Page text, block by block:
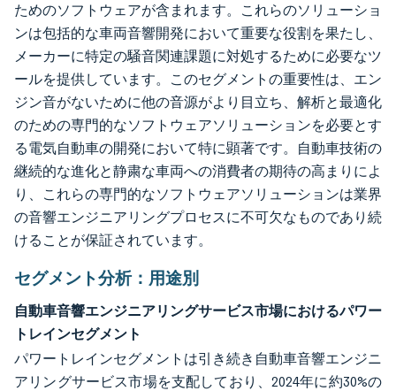
ためのソフトウェアが含まれます。これらのソリューショ
ンは包括的な車両音響開発において重要な役割を果たし、
メーカーに特定の騒音関連課題に対処するために必要なツ
ールを提供しています。このセグメントの重要性は、エン
ジン音がないために他の音源がより目立ち、解析と最適化
のための専門的なソフトウェアソリューションを必要とす
る電気自動車の開発において特に顕著です。自動車技術の
継続的な進化と静粛な車両への消費者の期待の高まりによ
り、これらの専門的なソフトウェアソリューションは業界
の音響エンジニアリングプロセスに不可欠なものであり続
けることが保証されています。
セグメント分析：用途別
自動車音響エンジニアリングサービス市場におけるパワー
トレインセグメント
パワートレインセグメントは引き続き自動車音響エンジニ
アリングサービス市場を支配しており、2024年に約30%の